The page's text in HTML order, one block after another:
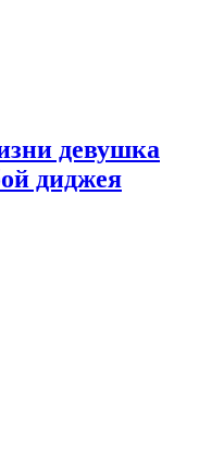
девушка
диджея